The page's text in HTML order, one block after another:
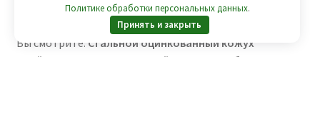
Вы смотрите: Стальной оцинкованный кожух
тройника Dn 90мм толщиной 0,8мм
руб.
Политике обработки персональных данных.
Принять и закрыть